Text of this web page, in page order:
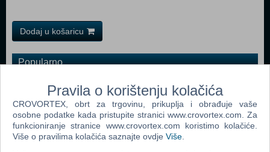
Dodaj u košaricu
Popularno
Classic Arcade Games (PC)
Dig Dog Out (PC)
Arcade Collection (PC)
Best Of Games Arcade (PC)
Pravila o korištenju kolačića
CROVORTEX, obrt za trgovinu, prikuplja i obrađuje vaše
osobne podatke kada pristupite stranici www.crovortex.com. Za
funkcioniranje stranice www.crovortex.com koristimo kolačiće.
Više o pravilima kolačića saznajte ovdje Više